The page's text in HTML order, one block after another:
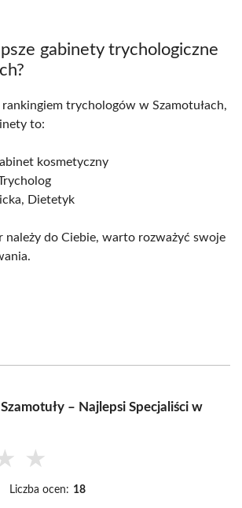
gabinety trychologiczne
rankingiem trychologów w Szamotułach,
to:
kosmetyczny
Dietetyk
należy do Ciebie, warto rozważyć swoje
– Najlepsi Specjaliści w
★
Liczba ocen: 18